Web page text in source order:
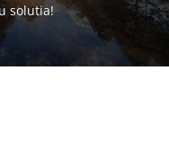
solutia!